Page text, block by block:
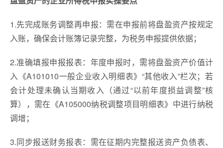
1.先完成账务调整再申报：需在申报前将盘盈资产按规定
入账，确保会计账簿记录完整，为税务申报提供依据；
2.准确填报申报报表：年度申报时，需将盘盈资产价值计
入《A101010一般企业收入明细表》“其他收入”栏次；若
会计处理未确认当期收入（通过“以前年度损益调整”核
算），需在《A105000纳税调整项目明细表》中进行纳税
调增；
3.同步报送财务报表：需在征期内完整报送资产负债表、